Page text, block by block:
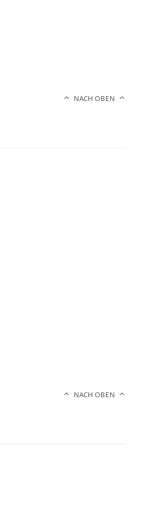
NACH OBEN
NACH OBEN